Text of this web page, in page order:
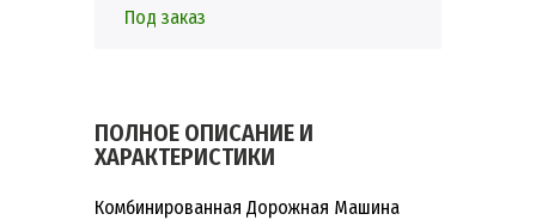
Под заказ
ПОЛНОЕ ОПИСАНИЕ И
ХАРАКТЕРИСТИКИ
Комбинированная Дорожная Машина